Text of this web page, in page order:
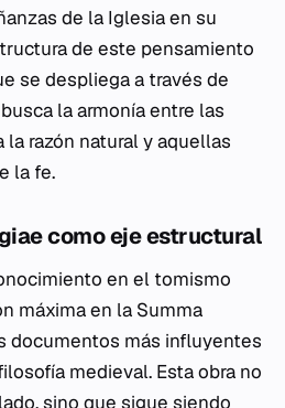
de la Iglesia en su
de este pensamiento
se despliega a través de
la armonía entre las
razón natural y aquellas
la fe.
como eje estructural
en el tomismo
máxima en la Summa
documentos más influyentes
medieval. Esta obra no
sino que sigue siendo